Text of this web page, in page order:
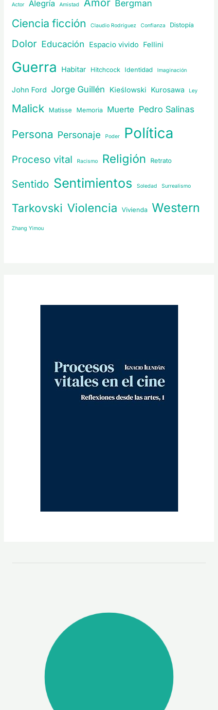
Actor Alegría Amistad Bergman
Ciencia ficción Claudio Rodríguez Confianza Distopía
Dolor Educación Espacio vivido Fellini
Guerra Habitar Hitchcock Identidad Imaginación
John Ford Jorge Guillén Kieślowski Kurosawa Ley
Malick Matisse Memoria Muerte Pedro Salinas
Persona Personaje Poder Política
Proceso vital Racismo Religión Retrato
Sentido Sentimientos Soledad Surrealismo
Tarkovski Violencia Vivienda Western
Zhang Yimou